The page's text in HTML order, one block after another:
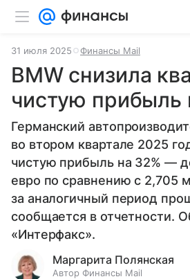
31 июля 2025 Финансы Mail
BMW снизила
чистую прибыль
Германский
во втором квартале 2025
чистую прибыль на 32% —
евро по сравнению с 2,705
за аналогичный период
сообщается в отчетности.
«Интерфакс».
Маргарита Полянская
Автор Финансы Mail